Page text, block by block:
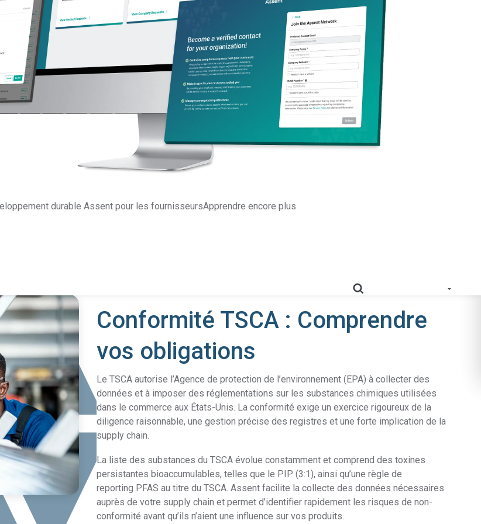
produit
notre solution vous permettant d'obtenir des données de conformité normalisées, validées et
de votre supply chain.
Voir toutes les solutions
nécessite la transparence de la supply
RoHS
Cartographiez votre supply chain en profondeur pour
rationaliser la conformité.
votre croissance grâce à la solution Assent
au TSCA.
PropObtenez des données sur les profondeurs de la supply
chain pour répondre aux obligations en matière
les PFAS dans votre supply chain afin d’assurer
réussite.
PPWR
Collecter les preuves des fournisseurs pour appuyer
l'évolution des exigences en matière de REP.
Découvrez comment nous utilisons les FMD
AD-
DSL
Notre solution AD-DSL fournit la base manquante dont
vous avez besoin pour la conformité.
durable Assent pour les fournisseursApprendre encore plus
de 1 000 fabricants et distributeurs
Conformité TSCA : Comprendre
vos obligations
Le TSCA autorise l’Agence de protection de l’environnement (EPA) à collecter des
données et à imposer des réglementations sur les substances chimiques utilisées
dans le commerce aux États-Unis. La conformité exige un exercice rigoureux de la
diligence raisonnable, une gestion précise des registres et une forte implication de la
supply chain.
La liste des substances du TSCA évolue constamment et comprend des toxines
persistantes bioaccumulables, telles que le PIP (3:1), ainsi qu’une règle de
reporting PFAS au titre du TSCA. Assent facilite la collecte des données nécessaires
auprès de votre supply chain et permet d’identifier rapidement les risques de non-
conformité avant qu’ils n’aient une influence sur vos produits.